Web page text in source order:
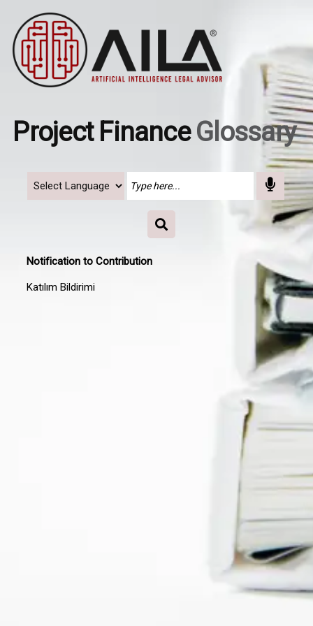
Project FinanceGlossary
Notification to Contribution
Katılım Bildirimi